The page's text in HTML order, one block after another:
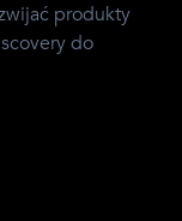
produkty
do